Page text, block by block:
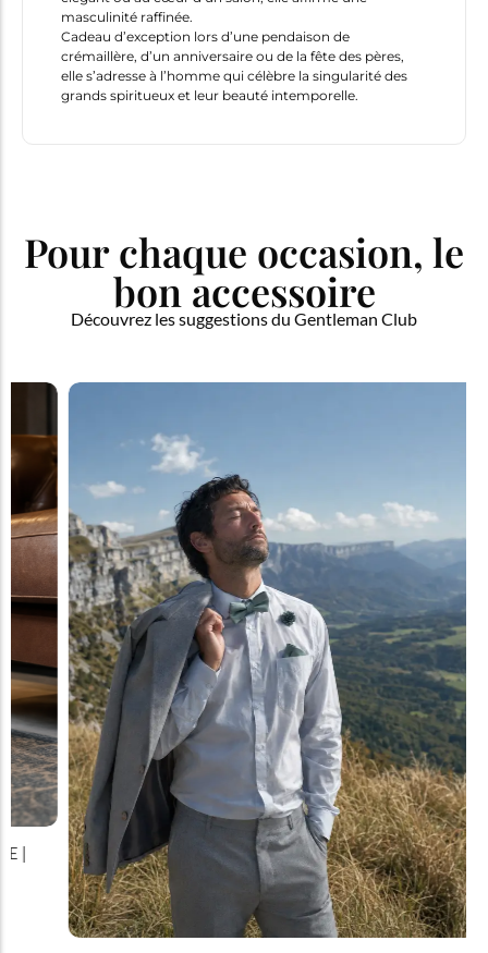
masculinité raffinée.
Cadeau d’exception lors d’une pendaison de
crémaillère, d’un anniversaire ou de la fête des pères,
elle s’adresse à l’homme qui célèbre la singularité des
grands spiritueux et leur beauté intemporelle.
Pour chaque occasion, le
bon accessoire
Découvrez les suggestions du Gentleman Club